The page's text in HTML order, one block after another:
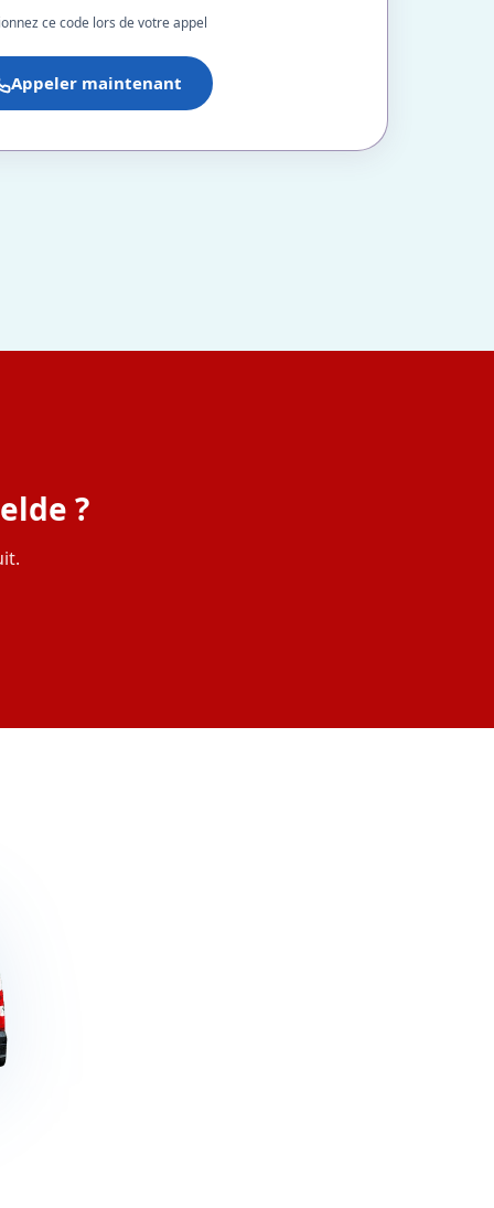
ce code lors de votre appel
Appeler maintenant
?